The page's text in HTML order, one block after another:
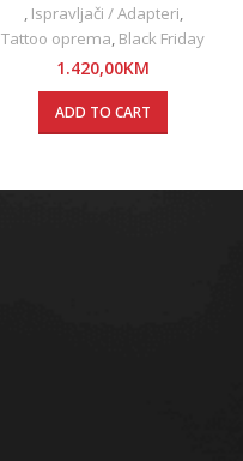
Ispravljači / Adapteri
Tattoo oprema Black Friday
1.420,00KM
ADD TO CART